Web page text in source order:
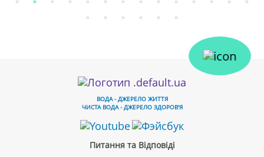
ВОДА - ДЖЕРЕЛО ЖИТТЯ
ЧИСТА ВОДА - ДЖЕРЕЛО ЗДОРОВ'Я
Питання та Відповіді